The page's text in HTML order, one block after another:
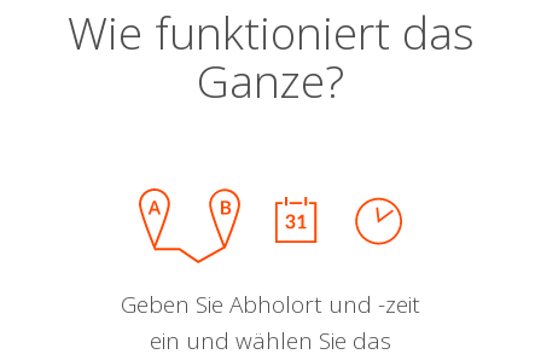
Wie funktioniert das
Ganze?
Geben Sie Abholort und -zeit
ein und wählen Sie das